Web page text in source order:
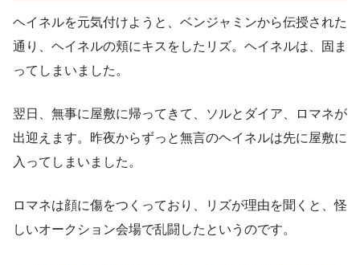
ヘイネルを元気付けようと、ベンジャミンから伝授された
通り、ヘイネルの頬にキスをしたリズ。ヘイネルは、固ま
ってしまいました。
翌日、無事に屋敷に帰ってきて、ソルとダイア、ロマネが
出迎えます。昨夜からずっと無言のヘイネルは先に屋敷に
入ってしまいました。
ロマネは顔に傷をつくっており、リズが理由を聞くと、怪
しいオークション会場で乱闘したというのです。